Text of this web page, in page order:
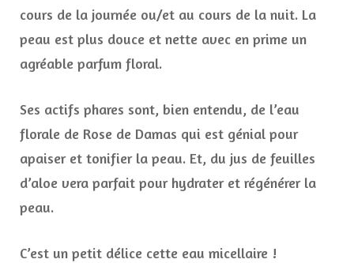
cours de la journée ou/et au cours de la nuit. La
peau est plus douce et nette avec en prime un
agréable parfum floral.
Ses actifs phares sont, bien entendu, de l’eau
florale de Rose de Damas qui est génial pour
apaiser et tonifier la peau. Et, du jus de feuilles
d’aloe vera parfait pour hydrater et régénérer la
peau.
C’est un petit délice cette eau micellaire !